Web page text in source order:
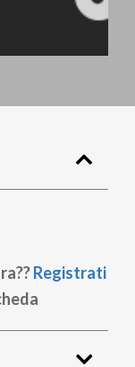
Registrati